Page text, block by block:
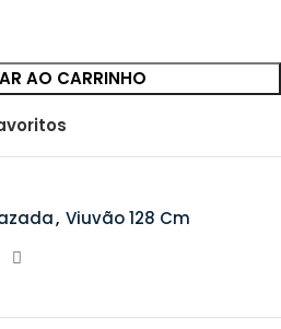
AO CARRINHO
, Viuvão 128 Cm